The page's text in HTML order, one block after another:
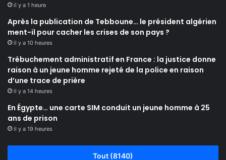
il y a 1 heure
Après la publication de Tebboune… le président algérien
ment-il pour cacher les crises de son pays ?
il y a 10 heures
Trébuchement administratif en France : la justice donne
raison à un jeune homme rejeté de la police en raison
d’une trace de prière
il y a 14 heures
En Égypte… une carte SIM conduit un jeune homme à 25
ans de prison
il y a 19 heures
Tout (8140)